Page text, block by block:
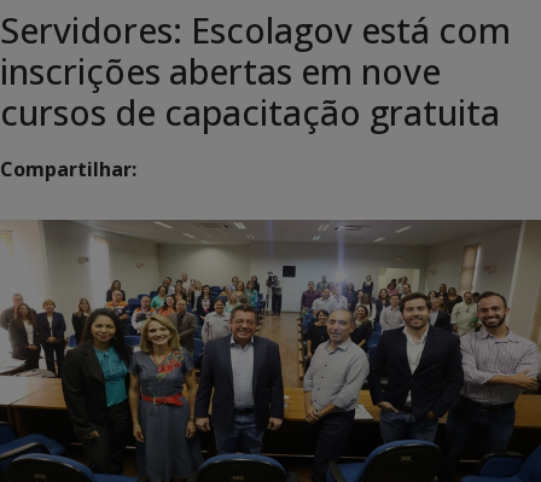
Servidores: Escolagov está com
inscrições abertas em nove
cursos de capacitação gratuita
Compartilhar: